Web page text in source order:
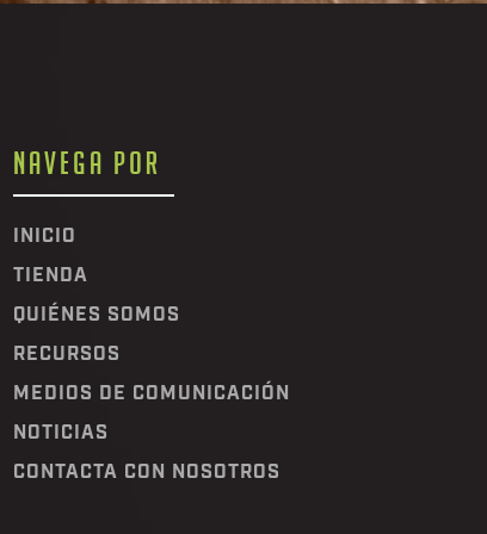
NAVEGA POR
INICIO
TIENDA
QUIÉNES SOMOS
RECURSOS
MEDIOS DE COMUNICACIÓN
NOTICIAS
CONTACTA CON NOSOTROS